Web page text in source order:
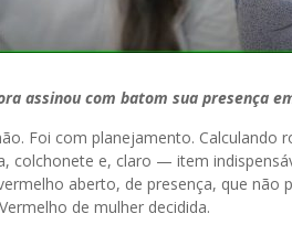
assinou com batom sua presença
Foi com planejamento. Calculando
colchonete e, claro — item
aberto, de presença, que não
de mulher decidida.